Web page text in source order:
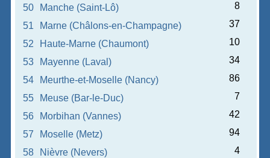
50
Manche (Saint-Lô)
8
51
Marne (Châlons-en-Champagne)
37
52
Haute-Marne (Chaumont)
10
53
Mayenne (Laval)
34
54
Meurthe-et-Moselle (Nancy)
86
55
Meuse (Bar-le-Duc)
7
56
Morbihan (Vannes)
42
57
Moselle (Metz)
94
58
Nièvre (Nevers)
4